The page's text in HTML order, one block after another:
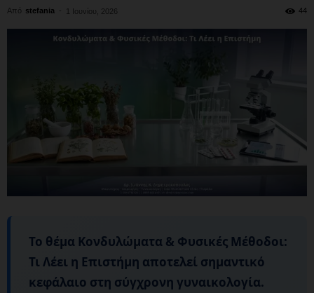
Από stefania - 1 Ιουνίου, 2026 44
Το θέμα Κονδυλώματα & Φυσικές Μέθοδοι:
Τι Λέει η Επιστήμη αποτελεί σημαντικό
κεφάλαιο στη σύγχρονη γυναικολογία.